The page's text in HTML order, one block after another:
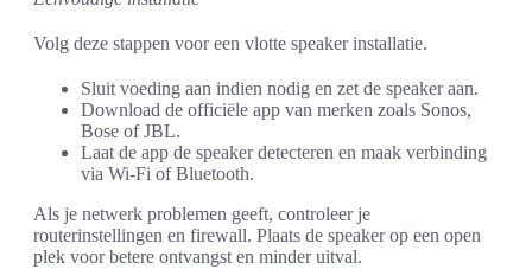
Volg deze stappen voor een vlotte speaker installatie.
Sluit voeding aan indien nodig en zet de speaker aan.
Download de officiële app van merken zoals Sonos,
Bose of JBL.
Laat de app de speaker detecteren en maak verbinding
via Wi‑Fi of Bluetooth.
Als je netwerk problemen geeft, controleer je
routerinstellingen en firewall. Plaats de speaker op een open
plek voor betere ontvangst en minder uitval.